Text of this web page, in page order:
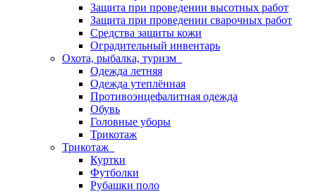
Защита при проведении высотных работ
Защита при проведении сварочных работ
Средства защиты кожи
Оградительный инвентарь
Охота, рыбалка, туризм
Одежда летняя
Одежда утеплённая
Противоэнцефалитная одежда
Обувь
Головные уборы
Трикотаж
Трикотаж
Куртки
Футболки
Рубашки поло